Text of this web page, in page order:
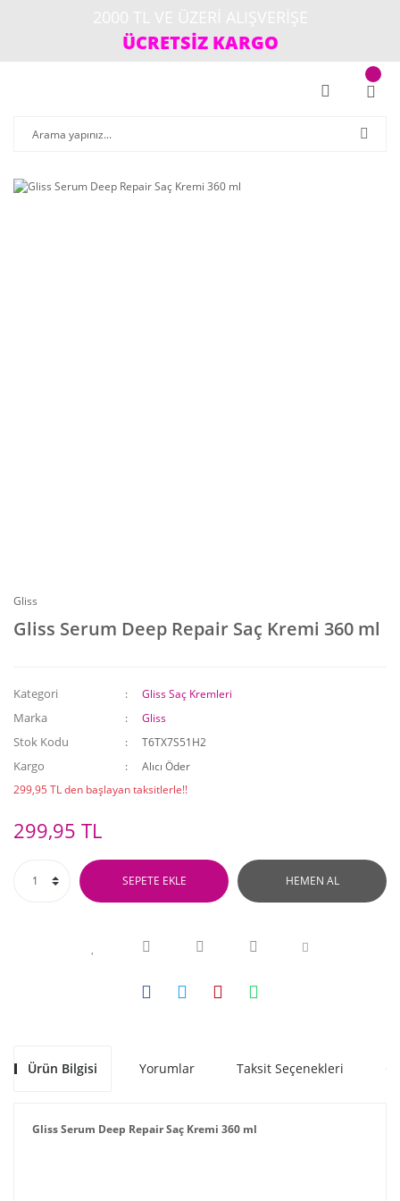
ÜCRETSİZ KARGO
Gliss
Gliss Serum Deep Repair Saç Kremi 360 ml
Kategori Gliss Saç Kremleri
Marka Gliss
Stok Kodu T6TX7S51H2
Kargo
Alıcı Öder
299,95 TL den başlayan taksitlerle!!
299,95 TL
SEPETE EKLE HEMEN AL
Ürün Bilgisi Yorumlar Taksit Seçenekleri
Gliss Serum Deep Repair Saç Kremi 360 ml